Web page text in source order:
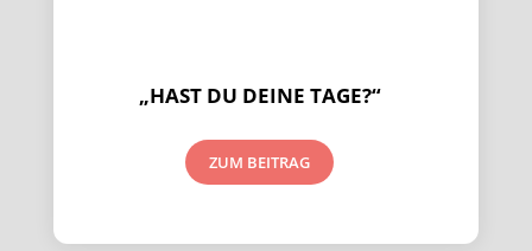
„HAST DU DEINE TAGE?“
ZUM BEITRAG